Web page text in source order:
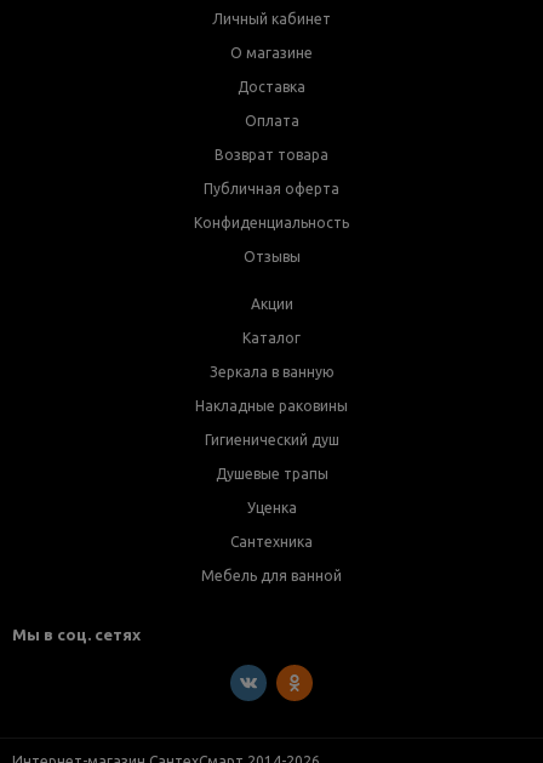
Личный кабинет
О магазине
Доставка
Оплата
Возврат товара
Публичная оферта
Конфиденциальность
Отзывы
Акции
Каталог
Зеркала в ванную
Накладные раковины
Гигиенический душ
Душевые трапы
Уценка
Сантехника
Мебель для ванной
Мы в соц. сетях